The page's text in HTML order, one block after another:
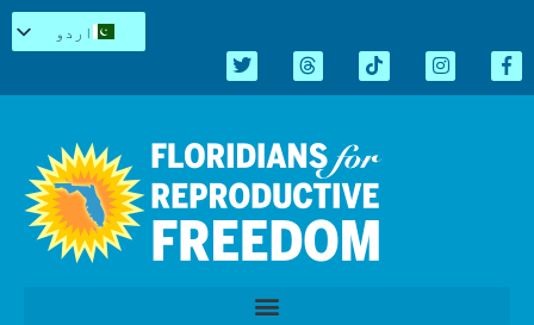
اردو
Español
简体中文
Tiếng Việt
العربية